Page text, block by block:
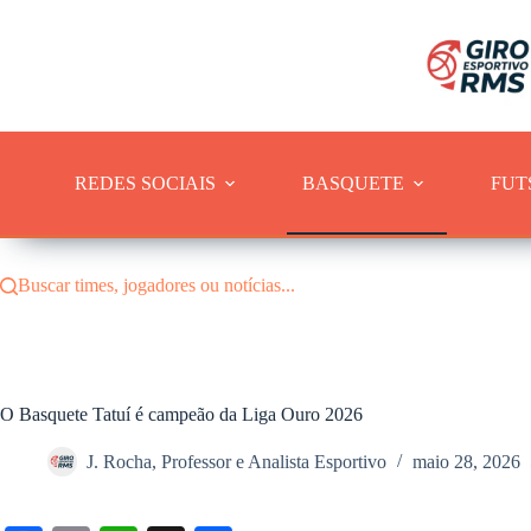
REDES SOCIAIS BASQUETE
Buscar times, jogadores ou notícias...
O Basquete Tatuí é campeão da Liga Ouro 2026
J. Rocha, Professor e Analista Esportivo maio 28, 2026